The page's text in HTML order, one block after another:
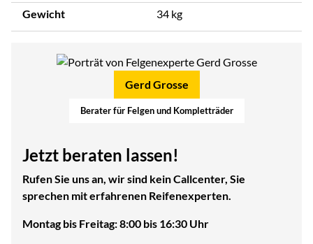
Gewicht 34 kg
Gerd Grosse
Berater für Felgen und Kompletträder
Jetzt beraten lassen!
Rufen Sie uns an, wir sind kein Callcenter, Sie
sprechen mit erfahrenen Reifenexperten.
Montag bis Freitag: 8:00 bis 16:30 Uhr